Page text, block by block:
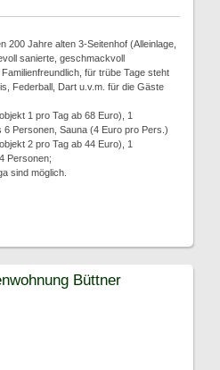
200 Jahre alten 3-Seitenhof (Alleinlage,
sanierte, geschmackvoll
für trübe Tage steht
Federball, Dart u.v.m. für die Gäste
1 pro Tag ab 68 Euro), 1
Personen, Sauna (4 Euro pro Pers.)
2 pro Tag ab 44 Euro), 1
Personen;
sind möglich.
Büttner